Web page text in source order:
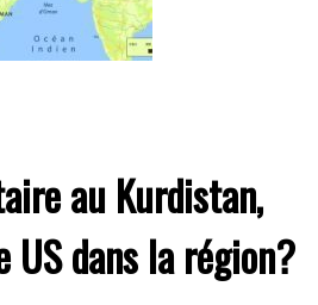
au Kurdistan,
US dans la région?